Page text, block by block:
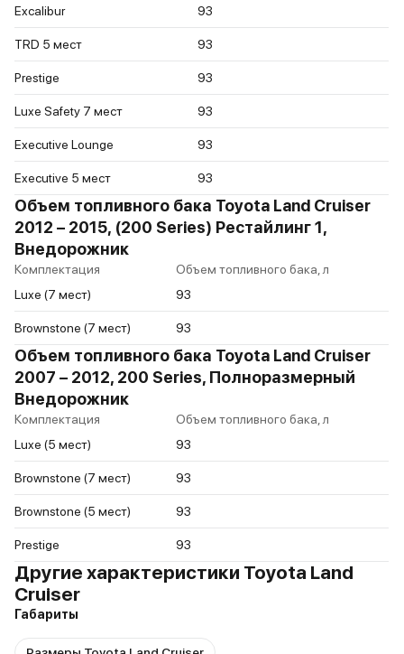
Excalibur 93
TRD 5 мест 93
Prestige 93
Luxe Safety 7 мест 93
Executive Lounge 93
Executive 5 мест 93
Объем топливного бака Toyota Land Cruiser
2012 – 2015, (200 Series) Рестайлинг 1,
Внедорожник
Комплектация
Объем топливного бака, л
Luxe (7 мест)
93
Brownstone (7 мест) 93
Объем топливного бака Toyota Land Cruiser
2007 – 2012, 200 Series, Полноразмерный
Внедорожник
Комплектация
Объем топливного бака, л
Luxe (5 мест)
93
Brownstone (7 мест) 93
Brownstone (5 мест) 93
Prestige 93
Другие характеристики Toyota Land
Cruiser
Габариты